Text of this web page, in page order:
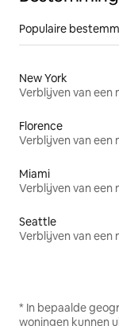
Populaire
New York
Verblijven van een
Florence
Verblijven van een
Miami
Verblijven van een
Seattle
Verblijven van een
* In bepaalde
woningen kunnen